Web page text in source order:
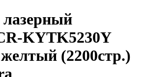
KYTK5230Y
(2200стр.)